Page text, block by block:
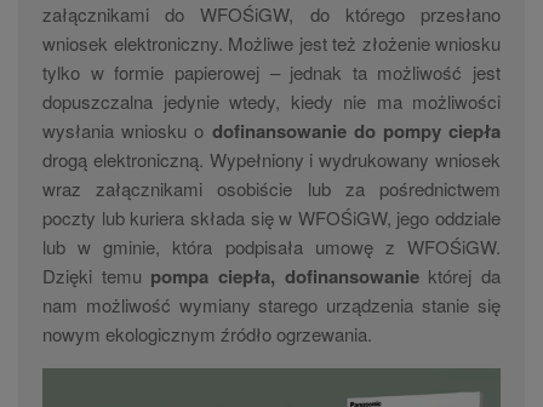
załącznikami do WFOŚiGW, do którego przesłano
wniosek elektroniczny. Możliwe jest też złożenie wniosku
tylko w formie papierowej – jednak ta możliwość jest
dopuszczalna jedynie wtedy, kiedy nie ma możliwości
wysłania wniosku o dofinansowanie do pompy ciepła
drogą elektroniczną. Wypełniony i wydrukowany wniosek
wraz załącznikami osobiście lub za pośrednictwem
poczty lub kuriera składa się w WFOŚiGW, jego oddziale
lub w gminie, która podpisała umowę z WFOŚiGW.
Dzięki temu pompa ciepła, dofinansowaniektórej da
nam możliwość wymiany starego urządzenia stanie się
nowym ekologicznym źródło ogrzewania.